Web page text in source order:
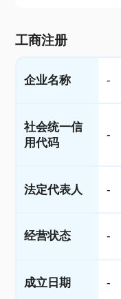
工商注册
企业名称 -
社会统一信
用代码
-
法定代表人 -
经营状态 -
成立日期 -